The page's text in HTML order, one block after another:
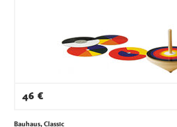
46 €
Bauhaus, Classic